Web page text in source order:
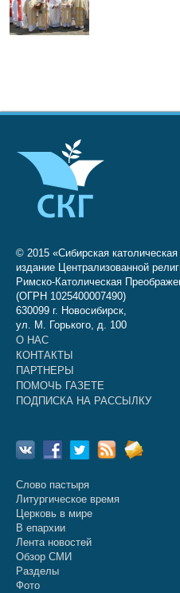
© 2015 «Сибирская католическая
издание Централизованной
Римско-Католическая
(ОГРН 1025400007490)
630099 г. Новосибирск,
ул. М. Горького, д. 100
О НАС
КОНТАКТЫ
ПАРТНЕРЫ
ПОМОЧЬ ГАЗЕТЕ
ПОДПИСКА НА РАССЫЛКУ
Слово пастыря
Литургическое время
Церковь в мире
В епархии
Лента новостей
Обзор СМИ
Разделы
Фото